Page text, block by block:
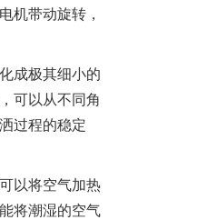
机带动旋转，
成极其细小的
可以从不同角
过程的稳定
以将空气加热
将潮湿的空气